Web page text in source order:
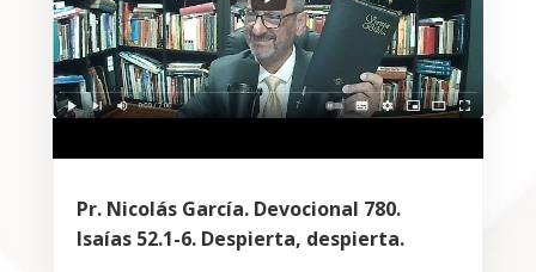
Pr. Nicolás García. Devocional 780.
Isaías 52.1-6. Despierta, despierta.